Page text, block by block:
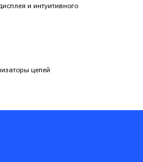
и интуитивного
цепей